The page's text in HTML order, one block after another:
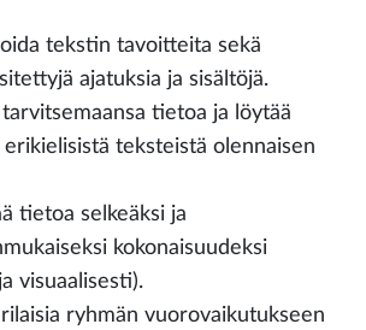
tekstin tavoitteita sekä
ajatuksia ja sisältöjä.
tarvitsemaansa tietoa ja löytää
erikielisistä teksteistä olennaisen
tietoa selkeäksi ja
kokonaisuudeksi
visuaalisesti).
ryhmän vuorovaikutukseen